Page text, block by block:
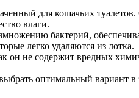
для кошачьих
влаги.
бактерий,
легко удаляются из лотка.
не содержит вредных
оптимальный вариант